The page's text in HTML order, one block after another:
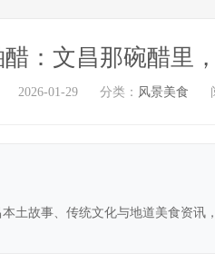
：文昌那碗醋里
2026-01-29 分类： 风景美食
土故事、传统文化与地道美食资讯